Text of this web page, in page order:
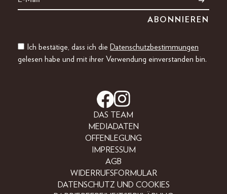
Ich bestätige, dass ich die Datenschutzbestimmungen
gelesen habe und mit ihrer Verwendung einverstanden bin.
DAS TEAM
MEDIADATEN
OFFENLEGUNG
IMPRESSUM
AGB
WIDERRUFSFORMULAR
DATENSCHUTZ UND COOKIES